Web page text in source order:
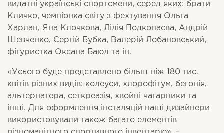
видатні українські спортсмени, серед яких: брати
Кличко, чемпіонка світу з фехтування Ольга
Харлан, Яна Клочкова, Лілія Подкопаєва, Андрій
Шевченко, Сергій Бубка, Валерій Лобановський,
фігуристка Оксана Баюл та ін.
«Усього буде представлено більш ніж 180 тис.
квітів різних видів: колеуси, хлорофітум, бегонія,
альтернатера, сеткреазія, хвойні чагарники та
інші. Для оформлення інсталяцій наші дизайнери
використовували також багато елементів